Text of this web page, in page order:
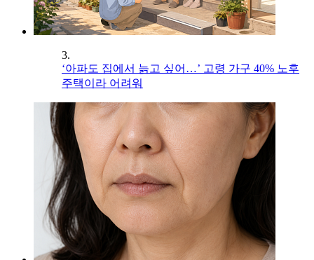
3.
‘아파도 집에서 늙고 싶어…’ 고령 가구 40% 노후
주택이라 어려워